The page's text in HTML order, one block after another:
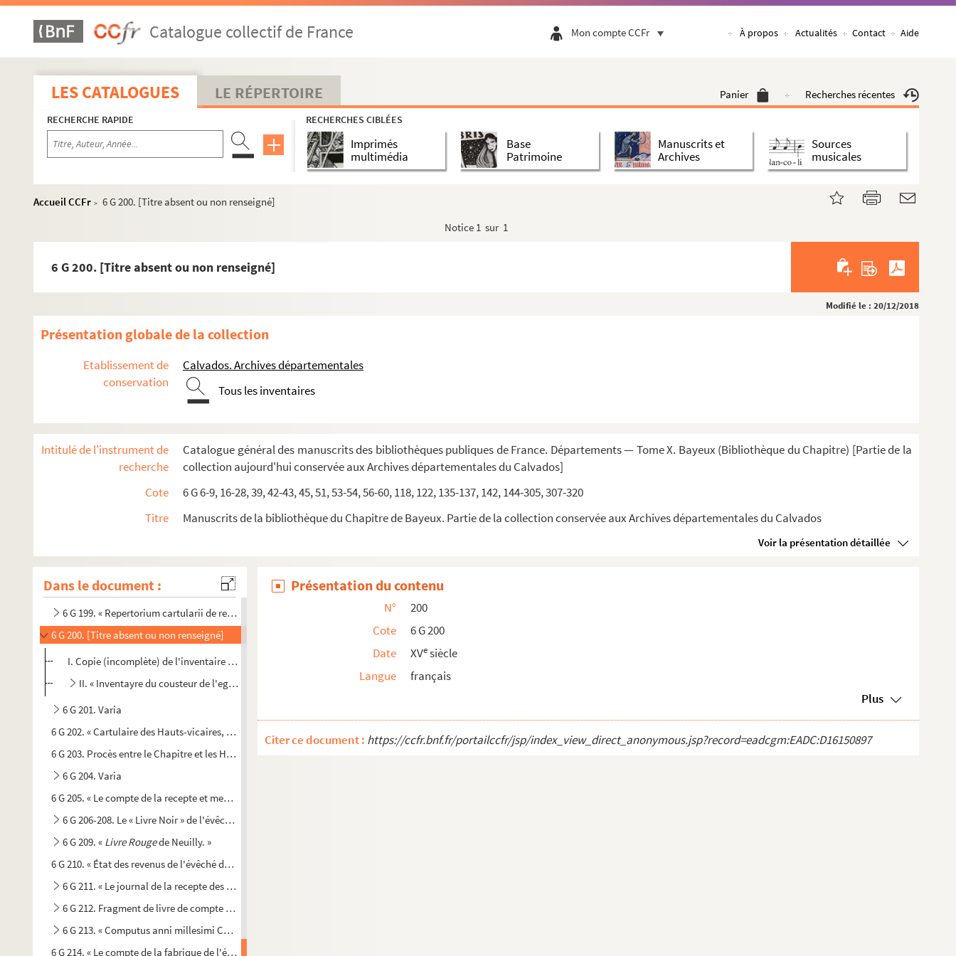
Catalogue collectif de France Mon compte CCFr À propos Actualités Contact Aide
LES CATALOGUES LE RÉPERTOIRE Panier Recherches récentes
RECHERCHE RAPIDE RECHERCHES CIBLÉES
Imprimés
multimédia
Base
Patrimoine
Manuscrits et
Archives
Sources
musicales
Accueil CCFr > 6 G 200. [Titre absent ou non renseigné]
Notice 1 sur 1
6 G 200. [Titre absent ou non renseigné]
Modifié le : 20/12/2018
Présentation globale de la collection
Etablissement de
conservation
Calvados. Archives départementales
Tous les inventaires
Intitulé de l'instrument de
recherche
Catalogue général des manuscrits des bibliothèques publiques de France. Départements — Tome X. Bayeux (Bibliothèque du Chapitre) [Partie de la
collection aujourd'hui conservée aux Archives départementales du Calvados]
Cote
6 G 6-9, 16-28, 39, 42-43, 45, 51, 53-54, 56-60, 118, 122, 135-137, 142, 144-305, 307-320
Titre
Manuscrits de la bibliothèque du Chapitre de Bayeux. Partie de la collection conservée aux Archives départementales du Calvados
Voir la présentation détaillée
Dans le document :
6 G 170. Chartrier du moulin de Héville, appartenant à l'abbaye de Mondaye
6 G 171. Recueil sur la paroisse de Saint-Sauveur de Bayeux
6 G 172-173. Recueil sur la paroisse de Saint-Martin de Bayeux
6 G 174. « Compte du bien et revenu de la commune de Saint-Symphorien de Baieux pour six années finyes au jou...
6 G 175. Registres des délibérations des paroisses de Saint-Jean et de Saint-Malo de Bayeux
6 G 176. Recueil sur le monastère des Bénédictines de Bayeux
6 G 177. Fondation de l'abbaye des Bénédictines de Bayeux
6 G 178. Recueil sur l'église collégiale de Saint-Nicolas des Courtils
6 G 182. Recueil sur l'Hôtel-Dieu de Bayeux. (Ancien prieuré de Saint-Jean-l'Évangéliste)
6 G 185. Registre du Bureau de la Charité de Bayeux
6 G 187. Varia
6 G 188-189. Chartrier de Saint-Vigor-le-Grand
6 G 191. Inventaire des titres du prieuré de Saint-Gabriel
6 G 192. Chartes diverses
6 G 194. « Tabula beneficiorum civitatis et dyocesis Baiocensis » ; accedunt « Taxatio beneficiorum » et « Pa...
6 G 195. I. « Tabula beneficiorum civitatis et diocesis Baiocensis »
6 G 197. [Titre absent ou non renseigné]
6 G 198. « Catalogue des bénéfices-cures du diocèse de Bayeux et du nom des patrons »
6 G 199. « Repertorium cartularii de rebus fabrice Baiocensis ecclesie pertinentibus, facti et scripti anno D...
6 G 200. [Titre absent ou non renseigné]
I. Copie (incomplète) de l'inventaire précédent
II. « Inventayre du cousteur de l'eglise de Baieux, dont le cousteur a la garde, appartenant a Jehan Fou...
6 G 201. Varia
6 G 202. « Cartulaire des Hauts-vicaires, chapelains de la chapelle Saint-Martin de la Cathédrale »
6 G 203. Procès entre le Chapitre et les Hauts-vicaires de la Cathédrale
6 G 204. Varia
6 G 205. « Le compte de la recepte et mesnagerie du temporel de Baieux appartenant a révérend père en Dieu, m...
6 G 206-208. Le « Livre Noir » de l'évêché de Bayeux
6 G 209. « Livre Rougede Neuilly. »
6 G 210. « État des revenus de l'évêché de Bayeux, en 1763 »
6 G 211. « Le journal de la recepte des rentes et revenus appartenant à messieurs les doyen et chappitre de l...
6 G 212. Fragment de livre de compte du Chapitre, de 1522
6 G 213. « Computus anni millesimi CCCCXXXIII, redditus per Johannem Michaelem, canonicum et communiarium ecc...
6 G 214. « Le compte de la fabrique de l'église cathédrale Nostre Dame de Bayeux fait par moy Paul Amyl, pres...
Présentation du contenu
N°
200
Cote
6 G 200
Date
XVesiècle
Langue
français
Plus
Citer ce document : https://ccfr.bnf.fr/portailccfr/jsp/index_view_direct_anonymous.jsp?record=eadcgm:EADC:D16150897